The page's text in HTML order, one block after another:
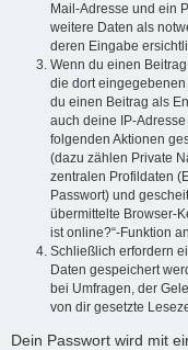
Mail-Adresse und ein
weitere Daten als
deren Eingabe
Wenn du einen
die dort
du einen Beitrag als
auch deine IP-
folgenden Aktionen
(dazu zählen Private
zentralen Profildaten
Passwort) und
übermittelte Browser-
ist online?“-Funktion
Schließlich erfordern
Daten gespeichert
bei Umfragen, der
von dir gesetzte
Dein Passwort wird mit